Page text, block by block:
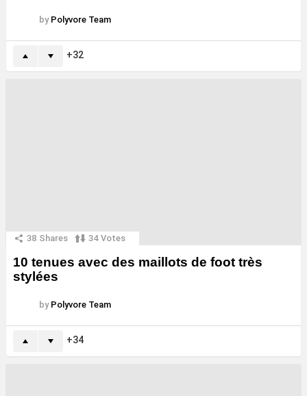
by Polyvore Team
32
38 Shares 34 Votes
10 tenues avec des maillots de foot très
stylées
by Polyvore Team
34